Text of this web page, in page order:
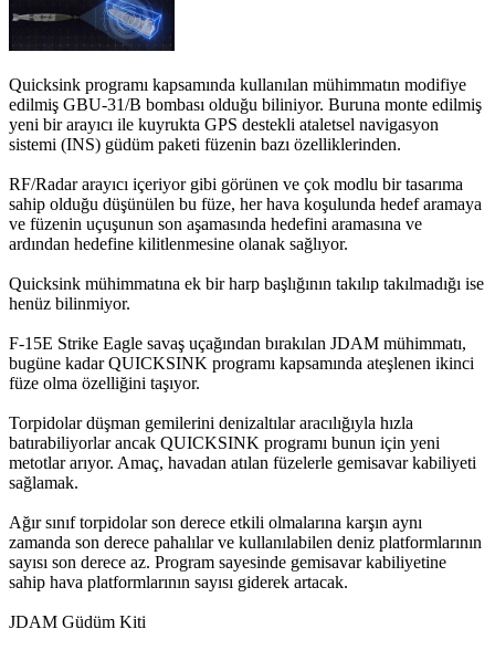
Quicksink programı kapsamında kullanılan mühimmatın modifiye
edilmiş GBU-31/B bombası olduğu biliniyor. Buruna monte edilmiş
yeni bir arayıcı ile kuyrukta GPS destekli ataletsel navigasyon
sistemi (INS) güdüm paketi füzenin bazı özelliklerinden.
RF/Radar arayıcı içeriyor gibi görünen ve çok modlu bir tasarıma
sahip olduğu düşünülen bu füze, her hava koşulunda hedef aramaya
ve füzenin uçuşunun son aşamasında hedefini aramasına ve
ardından hedefine kilitlenmesine olanak sağlıyor.
Quicksink mühimmatına ek bir harp başlığının takılıp takılmadığı ise
henüz bilinmiyor.
F-15E Strike Eagle savaş uçağından bırakılan JDAM mühimmatı,
bugüne kadar QUICKSINK programı kapsamında ateşlenen ikinci
füze olma özelliğini taşıyor.
Torpidolar düşman gemilerini denizaltılar aracılığıyla hızla
batırabiliyorlar ancak QUICKSINK programı bunun için yeni
metotlar arıyor. Amaç, havadan atılan füzelerle gemisavar kabiliyeti
sağlamak.
Ağır sınıf torpidolar son derece etkili olmalarına karşın aynı
zamanda son derece pahalılar ve kullanılabilen deniz platformlarının
sayısı son derece az. Program sayesinde gemisavar kabiliyetine
sahip hava platformlarının sayısı giderek artacak.
JDAM Güdüm Kiti